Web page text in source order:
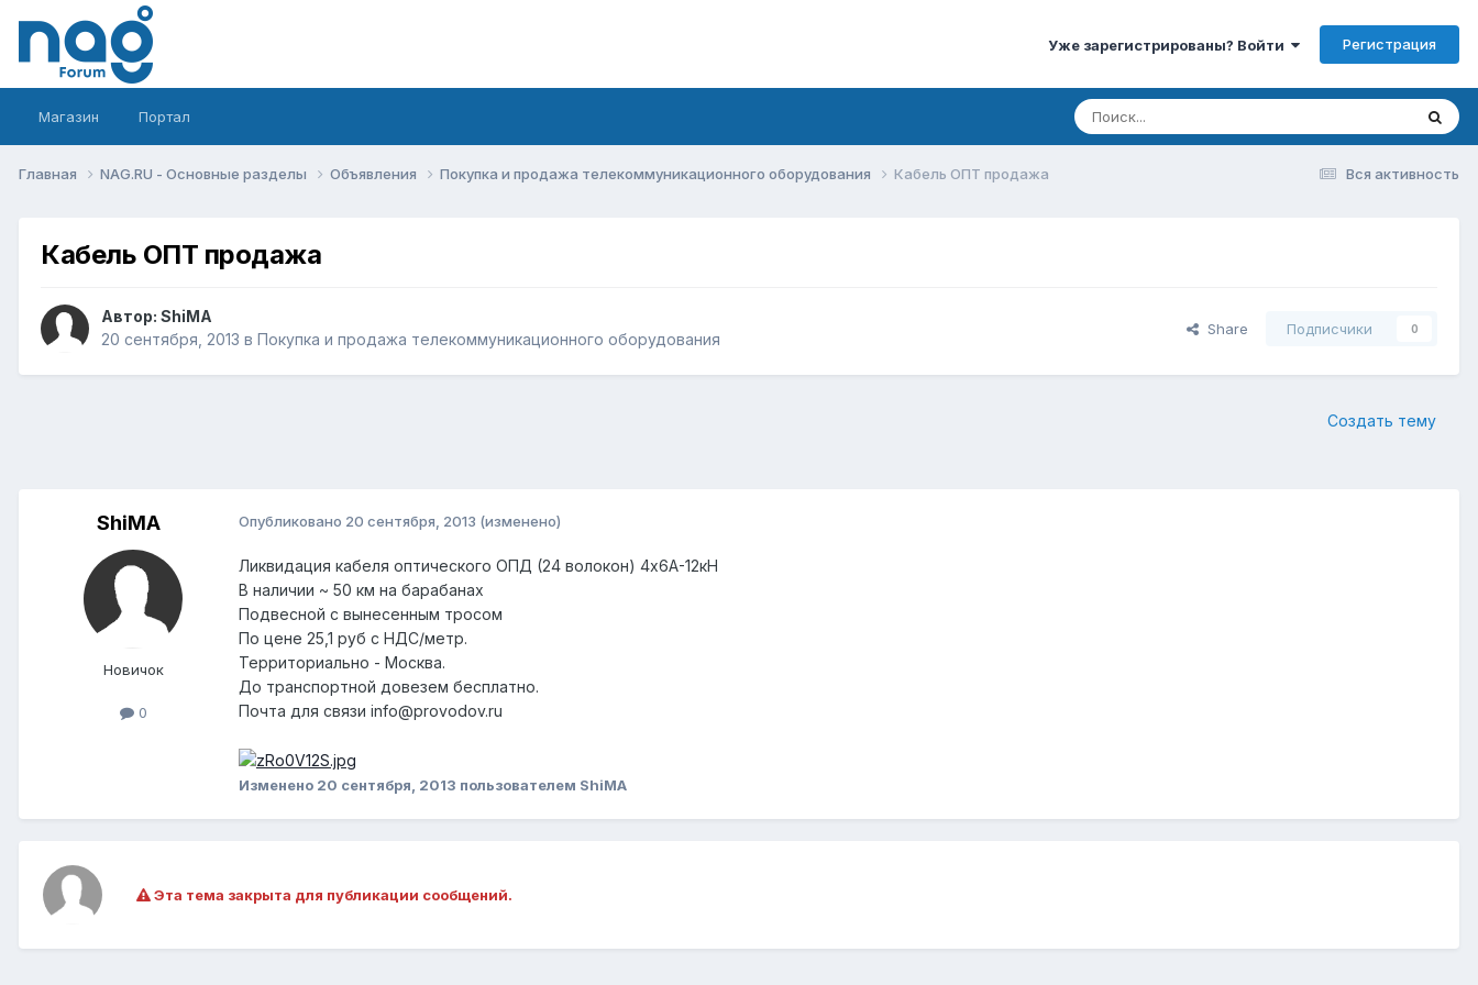
Уже зарегистрированы? Войти Регистрация
Магазин Портал
Вся активность
Главная NAG.RU - Основные разделы Объявления Покупка и продажа телекоммуникационного оборудования Кабель ОПТ продажа
Кабель ОПТ продажа
Автор: ShiMA
20 сентября, 2013 в Покупка и продажа телекоммуникационного оборудования
Share Подписчики 0
Создать тему
ShiMA
Новичок
0
Опубликовано 20 сентября, 2013 (изменено)
Ликвидация кабеля оптического ОПД (24 волокон) 4х6А-12кН
В наличии ~ 50 км на барабанах
Подвесной с вынесенным тросом
По цене 25,1 руб с НДС/метр.
Территориально - Москва.
До транспортной довезем бесплатно.
Почта для связи info@provodov.ru
Изменено 20 сентября, 2013 пользователем ShiMA
Эта тема закрыта для публикации сообщений.